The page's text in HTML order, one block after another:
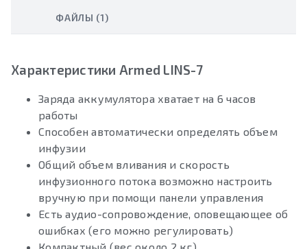
ФАЙЛЫ (1)
Характеристики Armed LINS-7
Заряда аккумулятора хватает на 6 часов
работы
Способен автоматически определять объем
инфузии
Общий объем вливания и скорость
инфузионного потока возможно настроить
вручную при помощи панели управления
Есть аудио-сопровождение, оповещающее об
ошибках (его можно регулировать)